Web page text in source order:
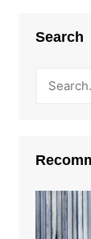
Search